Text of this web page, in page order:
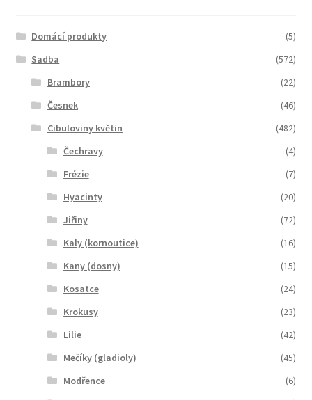
Domácí produkty
(5)
Sadba
(572)
Brambory
(22)
Česnek
(46)
Cibuloviny květin
(482)
Čechravy
(4)
Frézie
(7)
Hyacinty
(20)
Jiřiny
(72)
Kaly (kornoutice)
(16)
Kany (dosny)
(15)
Kosatce
(24)
Krokusy
(23)
Lilie
(42)
Mečíky (gladioly)
(45)
Modřence
(6)